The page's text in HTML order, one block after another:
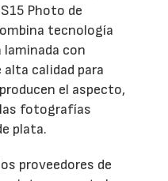
Photo de
tecnología
laminada con
calidad para
el aspecto,
fotografías
plata.
proveedores de